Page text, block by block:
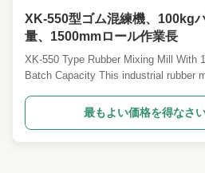
XK-550型ゴム混練機、100kg
量、1500mmロール作業長
XK-550 Type Rubber Mixing Mill With
Batch Capacity This industrial rubber
Open Mixing Mill for efficient two-stage
delivering superior mixing quality and
capacity of 100kg per batch. Two-
最もよい価格を得なさ